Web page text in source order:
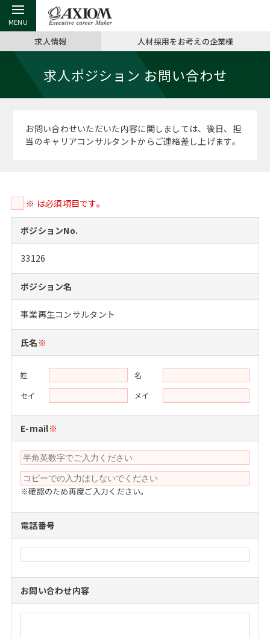
戻る
アクシアムの特長 ミッシ
コンサ
サービス案内
お申し
キャリ
戻る
キャリア支援 TOP
キャリアデザイン講座
（最新求人市場動向）
キャリ
MBAの
おわり
MBAの転職事例
MBAからのFAQ
MBA留学生数の推移
MBA留
日本か
インターン受入企業一覧
MBAを生かす求人特集
年齢と年収の相関図
戻る
転職ツール TOP
英文レジュメの書き方
英文レ
パワー
よくある面接Q&A集
外資系／面接攻略のコツ
戻る
転職コラム TOP
“展”職相談室
転職成功への4つの鍵
キャリアに効く一冊
注目企業インタビュー
戻る
イベント・セミナー TOP
ジョブフェア
キャリアフォーラム
プロ経営者の特別セミナー
Career Talk Live
戻る
会社概要 TOP
沿革
採用情報
パブリシティ
ニュースリリース
求人情報 人材採用をお考えの企業様
求人ポジション お問い合わせ
お問い合わせいただいた内容に関しましては、後日、担
当のキャリアコンサルタントからご連絡差し上げます。
※ は必須項目です。
ポジションNo.
33126
ポジション名
事業再生コンサルタント
氏名 ※
姓
名
セイ
メイ
E-mail※
※確認のため再度ご入力ください。
電話番号
お問い合わせ内容